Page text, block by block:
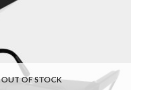
OUT OF STOCK